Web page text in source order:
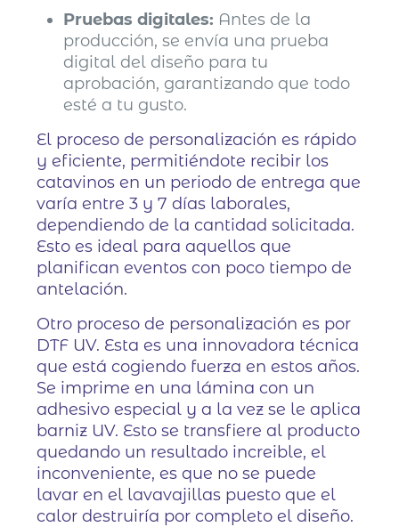
Pruebas digitales: Antes de la
producción, se envía una prueba
digital del diseño para tu
aprobación, garantizando que todo
esté a tu gusto.
El proceso de personalización es rápido
y eficiente, permitiéndote recibir los
catavinos en un periodo de entrega que
varía entre 3 y 7 días laborales,
dependiendo de la cantidad solicitada.
Esto es ideal para aquellos que
planifican eventos con poco tiempo de
antelación.
Otro proceso de personalización es por
DTF UV. Esta es una innovadora técnica
que está cogiendo fuerza en estos años.
Se imprime en una lámina con un
adhesivo especial y a la vez se le aplica
barniz UV. Esto se transfiere al producto
quedando un resultado increible, el
inconveniente, es que no se puede
lavar en el lavavajillas puesto que el
calor destruiría por completo el diseño.